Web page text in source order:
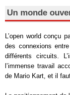
Un monde
L’open world conçu
des connexions
différents circuits.
l’immense travail
de Mario Kart, et il